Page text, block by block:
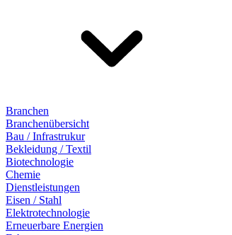
Branchen
Branchenübersicht
Bau / Infrastrukur
Bekleidung / Textil
Biotechnologie
Chemie
Dienstleistungen
Eisen / Stahl
Elektrotechnologie
Erneuerbare Energien